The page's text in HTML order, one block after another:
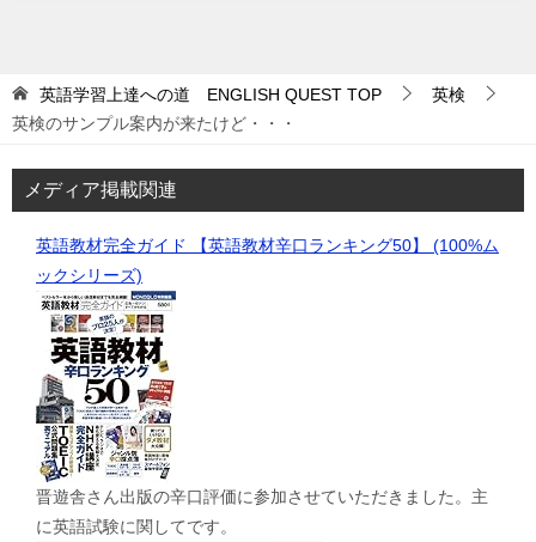
英語学習上達への道 ENGLISH QUEST TOP
英検
英検のサンプル案内が来たけど・・・
メディア掲載関連
英語教材完全ガイド 【英語教材辛口ランキング50】 (100%ム
ックシリーズ)
晋遊舎さん出版の辛口評価に参加させていただきました。主
に英語試験に関してです。